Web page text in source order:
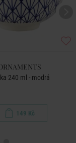
240 ml - modrá
149 Kč